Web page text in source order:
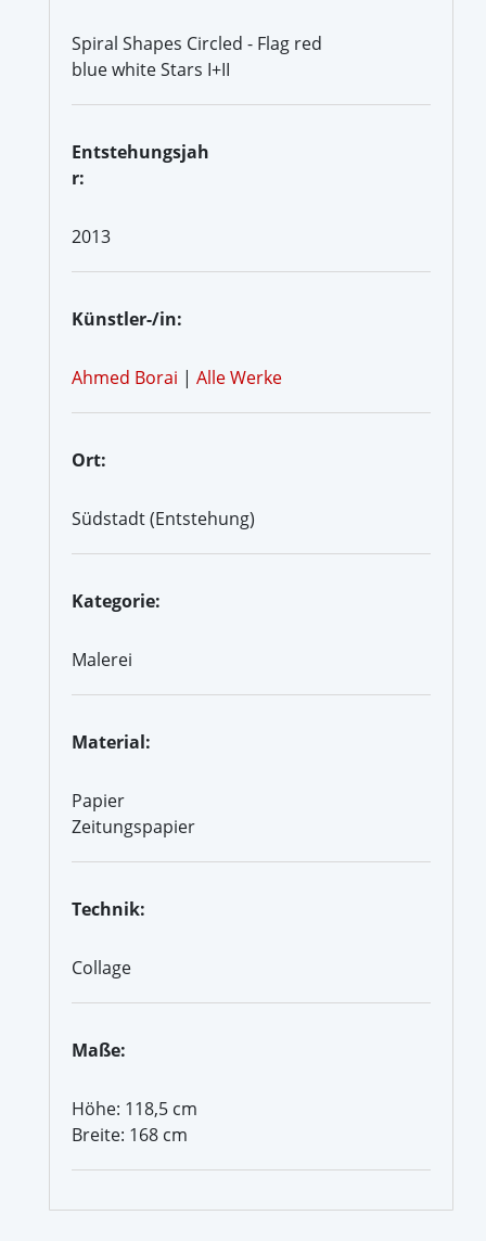
Spiral Shapes Circled - Flag red
blue white Stars I+II
Entstehungsjah
r:
2013
Künstler-/in:
Ahmed Borai | Alle Werke
Ort:
Südstadt (Entstehung)
Kategorie:
Malerei
Material:
Papier
Zeitungspapier
Technik:
Collage
Maße:
Höhe: 118,5 cm
Breite: 168 cm